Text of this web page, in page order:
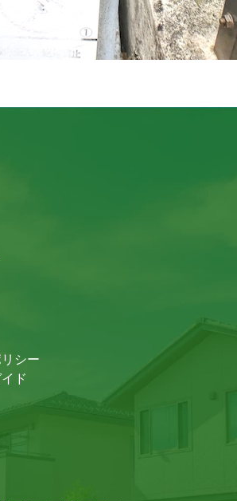
シー
ド